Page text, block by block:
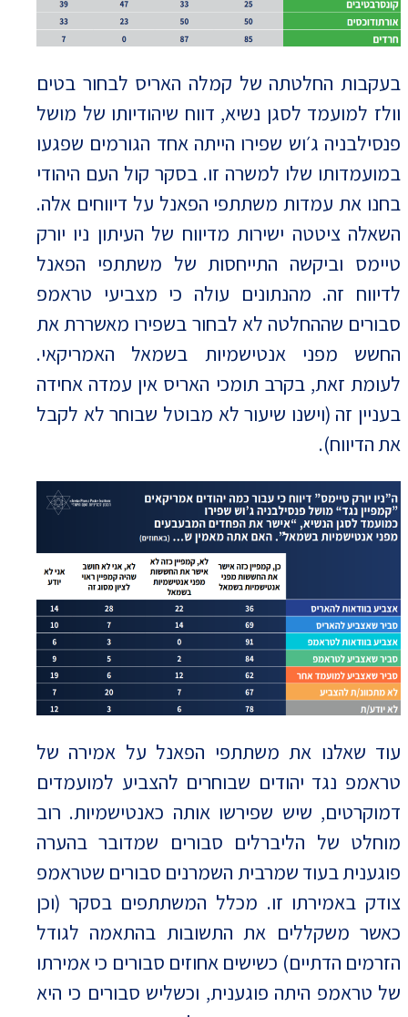
בעקבות החלטתה של קמלה האריס לבחור בטים
וולז למועמד לסגן נשיא, דווח שיהודיותו של מושל
פנסילבניה ג׳וש שפירו הייתה אחד הגורמים שפגעו
במועמדותו שלו למשרה זו. בסקר קול העם היהודי
בחנו את עמדות משתתפי הפאנל על דיווחים אלה.
השאלה ציטטה ישירות מדיווח של העיתון ניו יורק
טיימס וביקשה התייחסות של משתתפי הפאנל
לדיווח זה. מהנתונים עולה כי מצביעי טראמפ
סבורים שההחלטה לא לבחור בשפירו מאשררת את
החשש מפני אנטישמיות בשמאל האמריקאי.
לעומת זאת, בקרב תומכי האריס אין עמדה אחידה
בעניין זה (וישנו שיעור לא מבוטל שבוחר לא לקבל
את הדיווח).
עוד שאלנו את משתתפי הפאנל על אמירה של
טראמפ נגד יהודים שבוחרים להצביע למועמדים
דמוקרטים, שיש שפירשו אותה כאנטישמיות. רוב
מוחלט של הליברלים סבורים שמדובר בהערה
פוגענית בעוד שמרבית השמרנים סבורים שטראמפ
צודק באמירתו זו. מכלל המשתתפים בסקר (וכן
כאשר משקללים את התשובות בהתאמה לגודל
הזרמים הדתיים) כשישים אחוזים סבורים כי אמירתו
של טראמפ היתה פוגענית, וכשליש סבורים כי היא